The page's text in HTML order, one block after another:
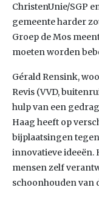
ChristenUnie/SGP
gemeente harder
Groep de Mos
moeten worden
Gérald Rensink,
Revis (VVD,
hulp van een
Haag heeft op
bijplaatsingen
innovatieve ideeën.
mensen zelf
schoonhouden van